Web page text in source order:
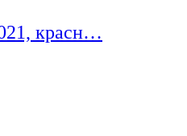
красн…